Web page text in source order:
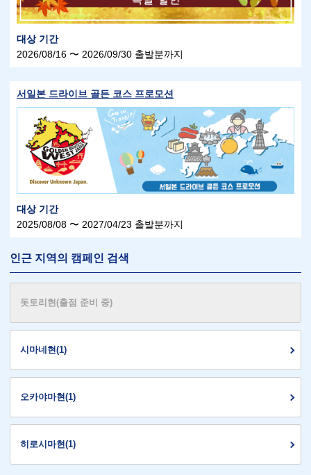
대상 기간
2026/08/16 〜 2026/09/30 출발분까지
서일본 드라이브 골든 코스 프로모션
대상 기간
2025/08/08 〜 2027/04/23 출발분까지
인근 지역의 캠페인 검색
돗토리현(출점 준비 중)
시마네현(1)
오카야마현(1)
히로시마현(1)